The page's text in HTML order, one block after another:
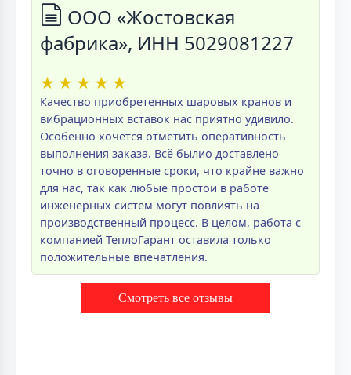
ООО «Жостовская
фабрика», ИНН 5029081227
★ ★ ★ ★ ★
Качество приобретенных шаровых кранов и
вибрационных вставок нас приятно удивило.
Особенно хочется отметить оперативность
выполнения заказа. Всё былио доставлено
точно в оговоренные сроки, что крайне важно
для нас, так как любые простои в работе
инженерных систем могут повлиять на
производственный процесс. В целом, работа с
компанией ТеплоГарант оставила только
положительные впечатления.
Смотреть все отзывы